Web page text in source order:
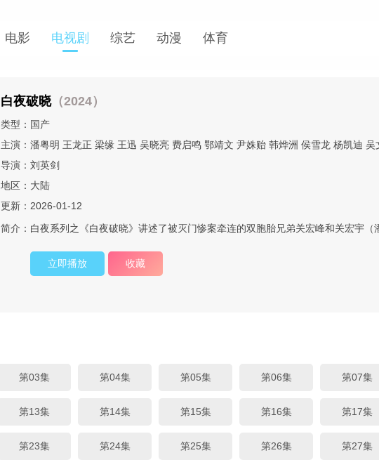
电影 电视剧 综艺 动漫 体育
白夜破晓（2024）
类型： 国产
主演： 潘粤明 王龙正 梁缘 王迅 吴晓亮 费启鸣 鄂靖文 尹姝贻 韩烨洲 侯雪龙 杨凯迪 吴
导演： 刘英剑
地区： 大陆
更新：2026-01-12
简介： 白夜系列之《白夜破晓》讲述了被灭门惨案牵连的双胞胎兄弟关宏峰和关宏宇
立即播放 收藏
第03集 第04集 第05集 第06集 第07集
第13集 第14集 第15集 第16集 第17集
第23集 第24集 第25集 第26集 第27集